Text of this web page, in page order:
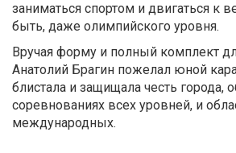
заниматься спортом и двигаться к
быть, даже олимпийского уровня.
Вручая форму и полный комплект
Анатолий Брагин пожелал юной
блистала и защищала честь города,
соревнованиях всех уровней, и
международных.